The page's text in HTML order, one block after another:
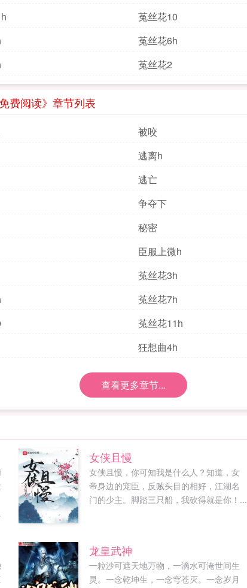
菟丝花10
菟丝花6h
菟丝花2
费阅读》章节列表
被咬
逃离h
逃亡
争夺下
秘密
臣服上微h
菟丝花3h
菟丝花7h
菟丝花11h
狂想曲4h
查看更多章节...
女侠且慢
女侠且慢，你可知我是什么人？知道，女
帝身边的宠臣，反贼头目的相好，江湖名
门的少主。脚踏三只船，我砍得就是你！...
龙皇武神
一粒沙可遮天地万物，一滴水可淹世间生
灵。一念乾坤生，一念穹苍灭。一念岁月